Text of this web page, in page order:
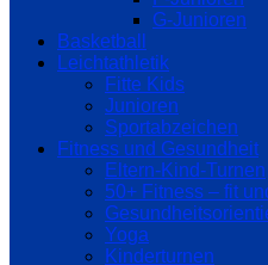
G-Junioren
Basketball
Leichtathletik
Fitte Kids
Junioren
Sportabzeichen
Fitness und Gesundheit
Eltern-Kind-Turnen
50+ Fitness – fit
Yoga
Kinderturnen